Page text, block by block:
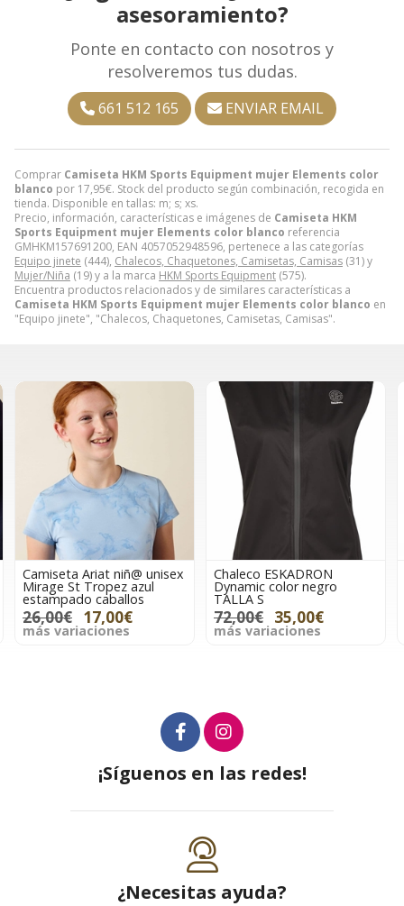
Comprar Camiseta HKM Sports Equipment mujer Elements color
blanco por 17,95€. Stock del producto según combinación, recogida en
tienda. Disponible en tallas: m; s; xs.
Precio, información, características e imágenes de Camiseta HKM
Sports Equipment mujer Elements color blanco referencia
GMHKM157691200, EAN 4057052948596, pertenece a las categorías
Equipo jinete (444), Chalecos, Chaquetones, Camisetas, Camisas (31) y
Mujer/Niña (19) y a la marca HKM Sports Equipment (575).
Encuentra productos relacionados y de similares características a
Camiseta HKM Sports Equipment mujer Elements color blanco en
"Equipo jinete", "Chalecos, Chaquetones, Camisetas, Camisas".
asesoramiento?
Ponte en contacto con nosotros y
resolveremos tus dudas.
661 512 165 ENVIAR EMAIL
Ariat niñ@ unisex
St Tropez azul
caballos
17,00€
variaciones
Chaleco ESKADRON
Dynamic color negro
TALLA S
72,00€ 35,00€
más variaciones
¡Síguenos en las redes!
¿Necesitas ayuda?